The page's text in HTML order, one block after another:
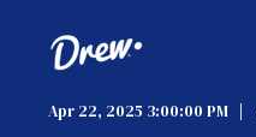
Apr 22, 2025 3:00:00 PM